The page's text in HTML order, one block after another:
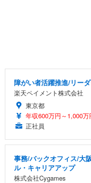
障がい者活躍推進/リー
楽天ペイメント株式会社
東京都
年収600万円～1,000万
正社員
事務/バックオフィス/大
ル・キャリアアップ
株式会社Cygames